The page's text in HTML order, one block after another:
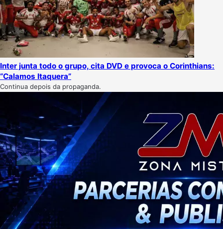
Inter junta todo o grupo, cita DVD e provoca o Corinthians:
“Calamos Itaquera”
Continua depois da propaganda.